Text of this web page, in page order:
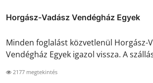
Horgász-Vadász Vendégház Egyek
Minden foglalást közvetlenül Horgász-
Vendégház Egyek igazol vissza. A
2177 megtekintés